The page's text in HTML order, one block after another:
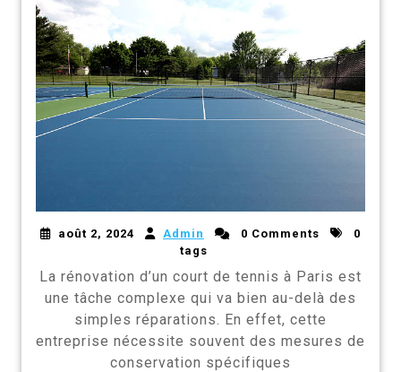
août 2, 2024 Admin 0 Comments
0
tags
La rénovation d’un court de tennis à Paris est
une tâche complexe qui va bien au-delà des
simples réparations. En effet, cette
entreprise nécessite souvent des mesures de
conservation spécifiques